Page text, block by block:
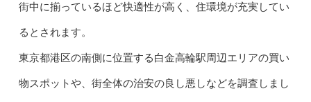
街中に揃っているほど快適性が高く、住環境が充実してい
るとされます。
東京都港区の南側に位置する白金高輪駅周辺エリアの買い
物スポットや、街全体の治安の良し悪しなどを調査しまし